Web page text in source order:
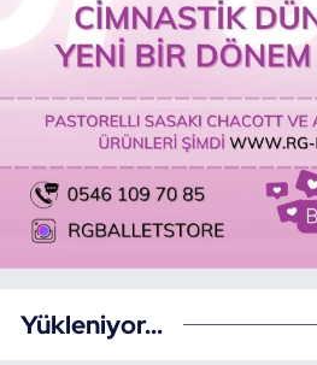
Yükleniyor...